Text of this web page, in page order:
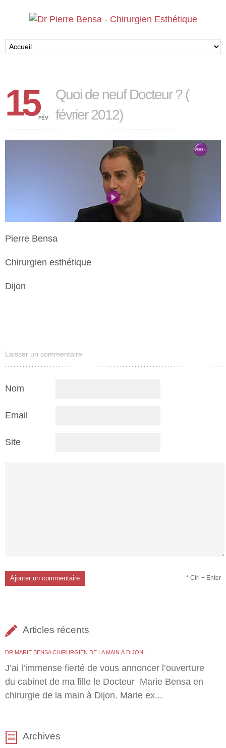
15FÉV
Quoi de neuf Docteur ? (
février 2012)
Pierre Bensa
Chirurgien esthétique
Dijon
Laisser un commentaire
Nom
Email
Site
* Ctrl + Enter
Articles récents
DR MARIE BENSA CHIRURGIEN DE LA MAIN À DIJON….
J’ai l’immense fierté de vous annoncer l’ouverture
du cabinet de ma fille le Docteur Marie Bensa en
chirurgie de la main à Dijon. Marie ex...
Archives